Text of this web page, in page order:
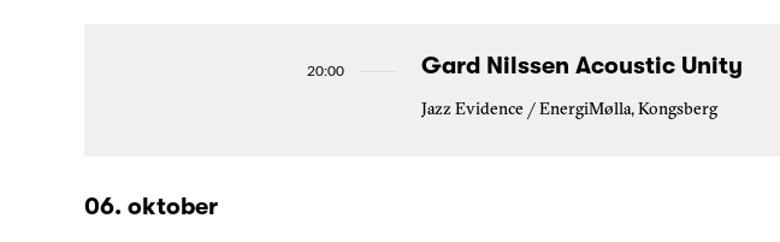
20:00 Gard Nilssen Acoustic Unity
Jazz Evidence / EnergiMølla, Kongsberg
06. oktober